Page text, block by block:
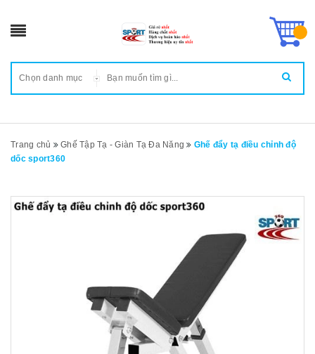
Chọn danh mục
Trang chủ Ghế Tập Tạ - Giàn Tạ Đa Năng
Ghế đẩy tạ điều chỉnh độ
dốc sport360